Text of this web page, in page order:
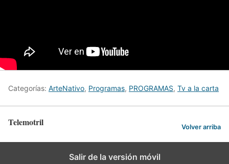
Categorías: ArteNativo, Programas, PROGRAMAS, Tv a la carta
Telemotril Volver arriba
Salir de la versión móvil